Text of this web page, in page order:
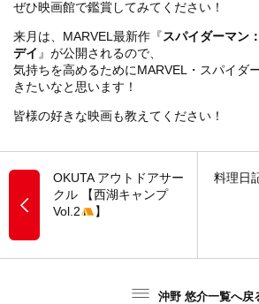
ぜひ映画館で鑑賞してみてください！
来月は、MARVEL最新作『スパイダーマン
デイ 』が公開されるので、
気持ちを高めるためにMARVEL・スパイダ
きたいなと思います！
皆様の好きな映画も教えてください！
OKUTA アウトドアサー
クル 【西湖キャンプ
Vol.2
】
料理日
沖野 悠介一覧へ戻